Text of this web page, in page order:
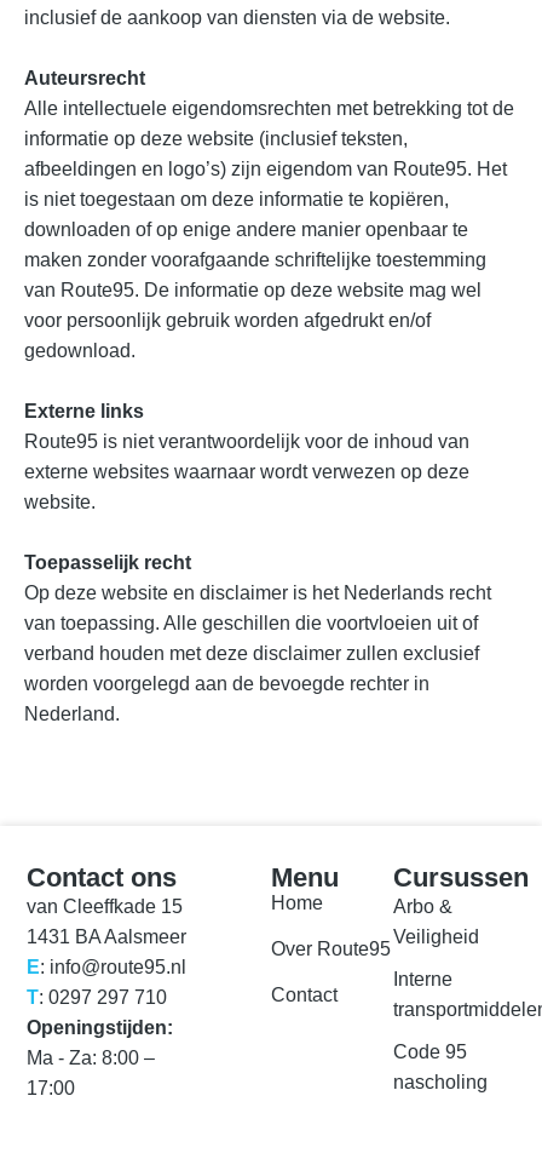
inclusief de aankoop van diensten via de website.
Auteursrecht
Alle intellectuele eigendomsrechten met betrekking tot de
informatie op deze website (inclusief teksten,
afbeeldingen en logo’s) zijn eigendom van Route95. Het
is niet toegestaan om deze informatie te kopiëren,
downloaden of op enige andere manier openbaar te
maken zonder voorafgaande schriftelijke toestemming
van Route95. De informatie op deze website mag wel
voor persoonlijk gebruik worden afgedrukt en/of
gedownload.
Externe links
Route95 is niet verantwoordelijk voor de inhoud van
externe websites waarnaar wordt verwezen op deze
website.
Toepasselijk recht
Op deze website en disclaimer is het Nederlands recht
van toepassing. Alle geschillen die voortvloeien uit of
verband houden met deze disclaimer zullen exclusief
worden voorgelegd aan de bevoegde rechter in
Nederland.
Cursussen
Arbo &
Veiligheid
Interne
Code 95
nascholing
Menu
Home
Over Route95​
Contact
Contact ons
van Cleeffkade 15
1431 BA Aalsmeer
E: info@route95.nl
T: 0297 297 710
Openingstijden:
Ma - Za: 8:00 –
17:00